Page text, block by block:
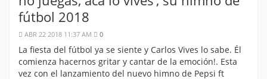
fútbol 2018
ABR 22 2018 11:37 AM 0
La fiesta del fútbol ya se siente y Carlos Vives lo sabe. Él
comienza hacernos gritar y cantar de la emoción!. Esta
vez con el lanzamiento del nuevo himno de Pepsi ft